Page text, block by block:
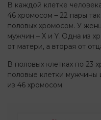
В каждой клетке
46 хромосом – 22 пары
половых хромосом. У
мужчин – Х и Y. Одна из
от матери, а вторая от
В половых клетках по 23
половые клетки
из 46 хромосом.